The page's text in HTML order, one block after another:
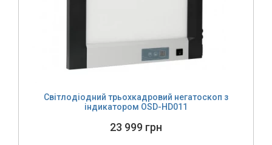
Світлодіодний трьохкадровий негатоскоп з
індикатором OSD-HD011
23 999 грн